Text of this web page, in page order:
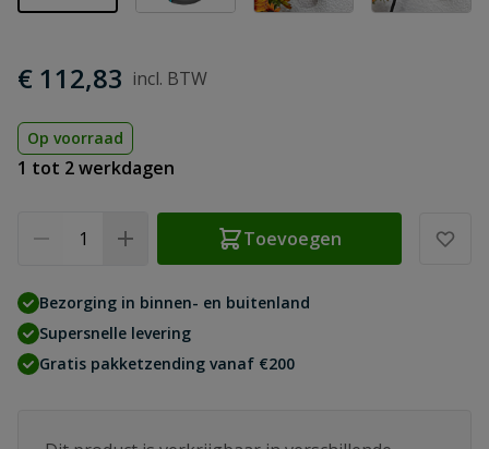
€ 112,83
Op voorraad
1 tot 2 werkdagen
Toevoegen
Bezorging in binnen- en buitenland
Supersnelle levering
Gratis pakketzending vanaf €200